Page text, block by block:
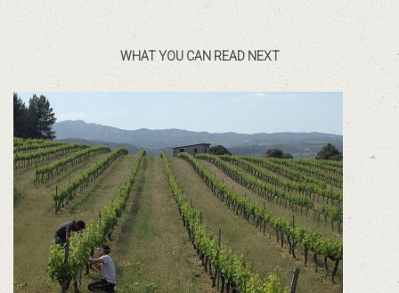
WHAT YOU CAN READ NEXT